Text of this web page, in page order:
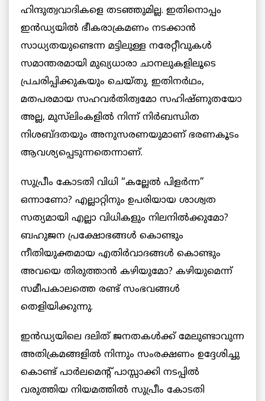
ഹിന്ദുത്വവാദികളെ തടഞ്ഞുമില്ല. ഇതിനൊപ്പം
ഇൻഡ്യയിൽ ഭീകരാക്രമണം നടക്കാൻ
സാധ്യതയുണ്ടെന്ന മട്ടിലുള്ള നരേറ്റീവുകൾ
സമാന്തരമായി മുഖ്യധാരാ ചാനലുകളിലൂടെ
പ്രചരിപ്പിക്കുകയും ചെയ്തു. ഇതിനർഥം,
മതപരമായ സഹവർതിത്വമോ സഹിഷ്ണുതയോ
അല്ല, മുസ്‌ലിംകളിൽ നിന്ന് നിർബന്ധിത
നിശബ്ദതയും അനുസരണയുമാണ് ഭരണകൂടം
ആവശ്യപ്പെടുന്നതെന്നാണ്.
സുപ്രീം കോടതി വിധി “കല്ലേൽ പിളർന്ന”
ഒന്നാണോ? എല്ലാറ്റിനും ഉപരിയായ ശാശ്വത
സത്യമായി എല്ലാ വിധികളും നിലനിൽക്കുമോ?
ബഹുജന പ്രക്ഷോഭങ്ങൾ കൊണ്ടും
നീതിയുക്തമായ എതിർവാദങ്ങൾ കൊണ്ടും
അവയെ തിരുത്താൻ കഴിയുമോ? കഴിയുമെന്ന്
സമീപകാലത്തെ രണ്ട് സംഭവങ്ങൾ
തെളിയിക്കുന്നു.
ഇൻഡ്യയിലെ ദലിത് ജനതകൾക്ക് മേലുണ്ടാവുന്ന
അതിക്രമങ്ങളിൽ നിന്നും സംരക്ഷണം ഉദ്ദേശിച്ചു
കൊണ്ട് പാർലമെന്റ് പാസ്സാക്കി നടപ്പിൽ
വരുത്തിയ നിയമത്തിൽ സുപ്രീം കോടതി